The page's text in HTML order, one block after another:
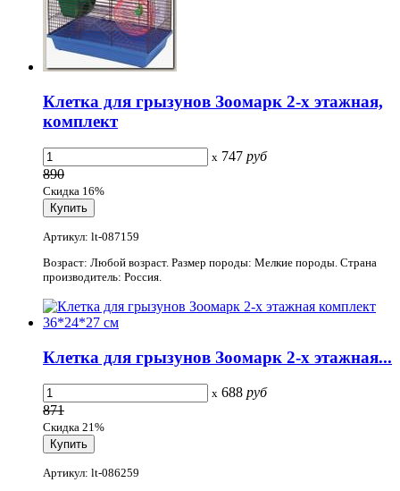
Клетка для грызунов Зоомарк 2-х этажная,
комплект
x 747 руб
890
Скидка 16%
Артикул: lt-087159
Возраст: Любой возраст. Размер породы: Мелкие породы. Страна
производитель: Россия.
Клетка для грызунов Зоомарк 2-х этажная...
x 688 руб
871
Скидка 21%
Артикул: lt-086259